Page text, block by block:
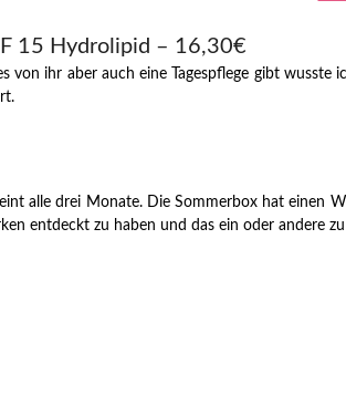
15 Hydrolipid – 16,30€
von ihr aber auch eine Tagespflege gibt
alle drei Monate. Die Sommerbox hat
entdeckt zu haben und das ein oder andere